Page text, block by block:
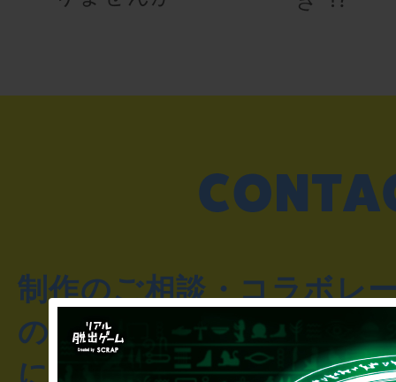
制作のご相談・コラボレ
のお客様からのご質問や
にお問い合わせください